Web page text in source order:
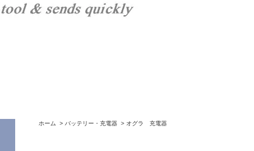
ホーム > バッテリー・充電器 > オグラ 充電器